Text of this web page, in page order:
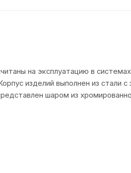
на эксплуатацию в
изделий выполнен из стали
шаром из